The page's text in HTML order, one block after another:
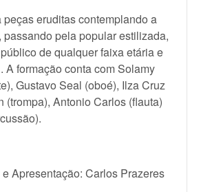
peças eruditas contemplando a
passando pela popular estilizada,
de qualquer faixa etária e
A formação conta com Solamy
Gustavo Seal (oboé), Ilza Cruz
(trompa), Antonio Carlos (flauta)
Apresentação: Carlos Prazeres